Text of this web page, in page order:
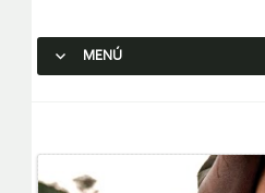
MENÚ